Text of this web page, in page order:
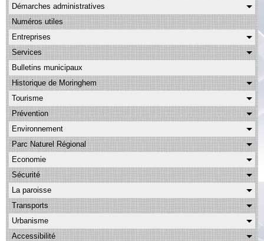
Transports
Albums
Facebook
Contact
Démarches administratives
Numéros utiles
Entreprises
Services
Bulletins municipaux
Historique de Moringhem
Tourisme
Prévention
Environnement
Parc Naturel Régional
Economie
Sécurité
La paroisse
Transports
Urbanisme
Accessibilité